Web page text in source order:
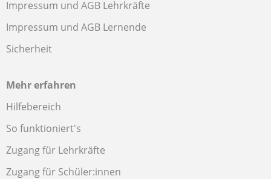
Impressum und AGB Lehrkräfte
Impressum und AGB Lernende
Sicherheit
Mehr erfahren
Hilfebereich
So funktioniert's
Zugang für Lehrkräfte
Zugang für Schüler:innen